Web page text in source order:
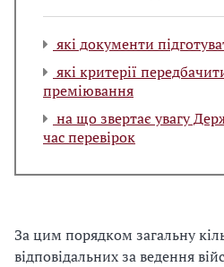
які документи
які критерії
преміювання
на що звертає увагу
час перевірок
За цим порядком загальну
відповідальних за ведення